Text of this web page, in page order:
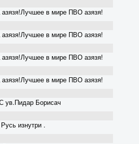
в мире ПВО азязя!
в мире ПВО азязя!
в мире ПВО азязя!
в мире ПВО азязя!
Борисач
изнутри .